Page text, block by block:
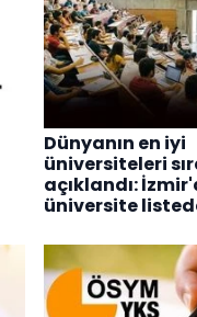
Dünyanın en iyi
üniversiteleri
açıklandı:
üniversite